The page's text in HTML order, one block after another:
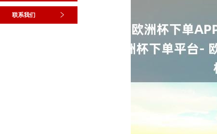
联系我们